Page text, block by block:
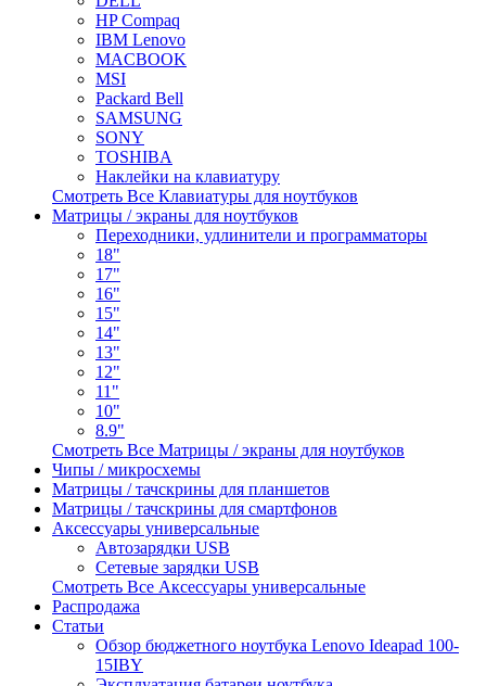
HP Compaq
IBM Lenovo
MACBOOK
MSI
Packard Bell
SAMSUNG
SONY
TOSHIBA
Наклейки на клавиатуру
Смотреть Все Клавиатуры для ноутбуков
Матрицы / экраны для ноутбуков
Переходники, удлинители и программаторы
18"
17"
16"
15"
14"
13"
12"
11"
10"
8.9"
Смотреть Все Матрицы / экраны для ноутбуков
Чипы / микросхемы
Матрицы / тачскрины для планшетов
Матрицы / тачскрины для смартфонов
Аксессуары универсальные
Автозарядки USB
Сетевые зарядки USB
Смотреть Все Аксессуары универсальные
Распродажа
Статьи
Обзор бюджетного ноутбука Lenovo Ideapad 100-
15IBY